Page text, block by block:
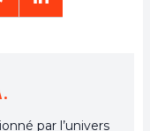
par l’univers